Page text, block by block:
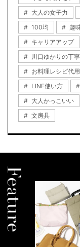
大人の女子力
100均
趣
キャリアアップ
川口ゆかりの丁
お料理レシピ代用
LINE使い方
大人かっこいい
文房具